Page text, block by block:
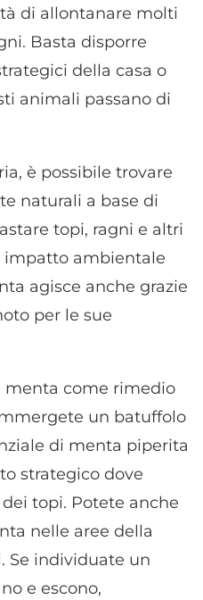
di allontanare molti
Basta disporre
della casa o
animali passano di
è possibile trovare
naturali a base di
topi, ragni e altri
impatto ambientale
agisce anche grazie
per le sue
menta come rimedio
un batuffolo
di menta piperita
strategico dove
topi. Potete anche
nelle aree della
Se individuate un
e escono,